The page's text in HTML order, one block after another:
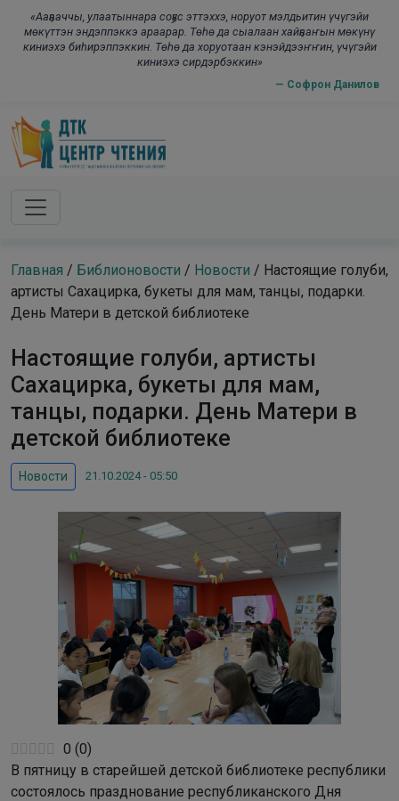
«Ааҕааччы, улаатыннара соҕус эттэххэ, норуот мэлдьитин үчүгэйи
мөкүттэн эндэппэккэ араарар. Төһө да сыалаан хайҕааҥын мөкүнү
киниэхэ биһирэппэккин. Төһө да хоруотаан кэнэйдээҥҥин, үчүгэйи
киниэхэ сирдэрбэккин»
— Софрон Данилов
Skip to main content
Главная / Библионовости / Новости / Настоящие голуби,
артисты Сахацирка, букеты для мам, танцы, подарки.
День Матери в детской библиотеке
Настоящие голуби, артисты
Сахацирка, букеты для мам,
танцы, подарки. День Матери в
детской библиотеке
Новости 21.10.2024 - 05:50
0 (0)
В пятницу в старейшей детской библиотеке республики
состоялось празднование республиканского Дня